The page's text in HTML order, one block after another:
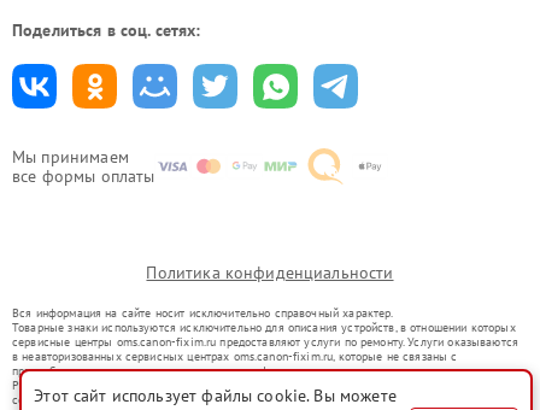
Мы принимаем
все формы оплаты
Поделиться в соц. сетях:
Политика конфиденциальности
Вся информация на сайте носит исключительно справочный характер.
Товарные знаки используются исключительно для описания устройств, в отношении которых
сервисные центры oms.canon-fixim.ru предоставляют услуги по ремонту. Услуги оказываются
в неавторизованных сервисных центрах oms.canon-fixim.ru, которые не связаны с
правообладателями товарных знаков или их официальными представителями.
Ремонт осуществляется для устройств, уже введенных в гражданский оборот в соответствии
со статьей 1487 ГК РФ.
Этот сайт использует файлы cookie. Вы можете